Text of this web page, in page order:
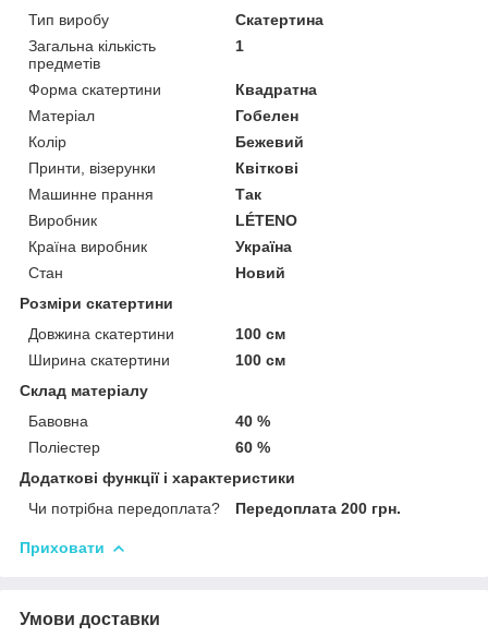
Тип виробу
Скатертина
Загальна кількість
предметів
1
Форма скатертини
Квадратна
Матеріал
Гобелен
Колір
Бежевий
Принти, візерунки
Квіткові
Машинне прання
Так
Виробник
LÉTENO
Країна виробник
Україна
Стан
Новий
Розміри скатертини
Довжина скатертини
100 см
Ширина скатертини
100 см
Склад матеріалу
Бавовна
40 %
Поліестер
60 %
Додаткові функції і характеристики
Чи потрібна передоплата?
Передоплата 200 грн.
Приховати
Умови доставки